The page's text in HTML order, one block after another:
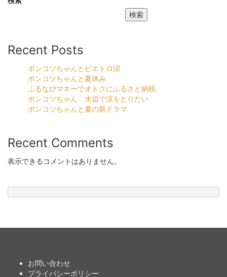
検索
Recent Posts
ポンコツちゃんとピエトロ沼
ポンコツちゃんと夏休み
ふるなびマネーでオトクにふるさと納税
ポンコツちゃん 水辺で涼をとりたい
ポンコツちゃんと夏の新ドラマ
Recent Comments
表示できるコメントはありません。
お問い合わせ
プライバシーポリシー